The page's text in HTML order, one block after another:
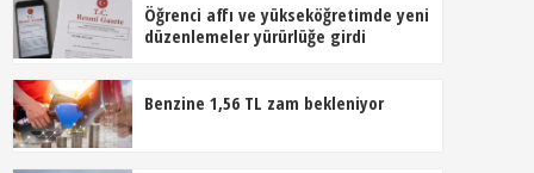
Öğrenci affı ve yükseköğretimde yeni
düzenlemeler yürürlüğe girdi
Benzine 1,56 TL zam bekleniyor